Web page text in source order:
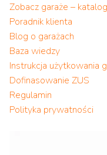
Zobacz garaże – katalog
Poradnik klienta
Blog o garażach
Baza wiedzy
Instrukcja użytkowania
Dofinasowanie ZUS
Regulamin
Polityka prywatności